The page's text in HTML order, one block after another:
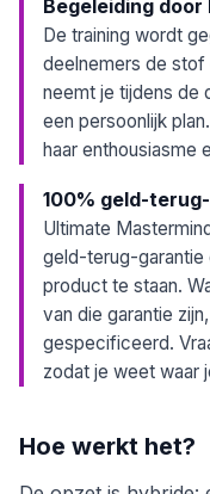
Begeleiding door
De training wordt
deelnemers de
neemt je tijdens de
een persoonlijk
haar enthousiasme
100% geld-
Ultimate
geld-terug-garantie
product te staan.
van die garantie
gespecificeerd.
zodat je weet waar
Hoe werkt het?